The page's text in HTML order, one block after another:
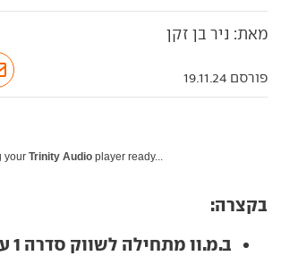
מאת: ניר בן זקן
פורסם 19.11.24
your Trinity Audio player ready...
בקצרה:
ב.מ.וו מתחילה לשווק סדרה 1 עדכנית